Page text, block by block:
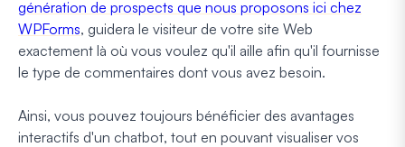
génération de prospects que nous proposons ici chez
WPForms, guidera le visiteur de votre site Web
exactement là où vous voulez qu'il aille afin qu'il fournisse
le type de commentaires dont vous avez besoin.
Ainsi, vous pouvez toujours bénéficier des avantages
interactifs d'un chatbot, tout en pouvant visualiser vos